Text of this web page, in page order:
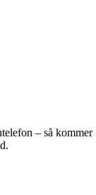
– så kommer